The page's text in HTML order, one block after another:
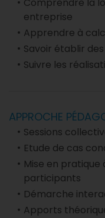
entreprise
Apprendre à
Savoir établir
Suivre les
APPROCHE
Sessions
Etude de cas
Mise en
participants
Démarche
Apports